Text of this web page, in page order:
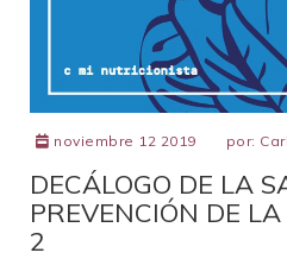
noviembre 12 2019 por:
DECÁLOGO DE LA
PREVENCIÓN DE
2